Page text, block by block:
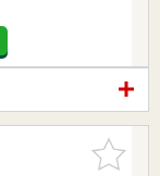
お気に入
りに追加